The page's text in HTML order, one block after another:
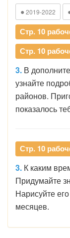
● 2019-2022
Стр. 10
Стр. 10
3. В
узнайте
районов.
показалось
Стр. 10
3. К каким
Придумайте
Нарисуйте
месяцев.